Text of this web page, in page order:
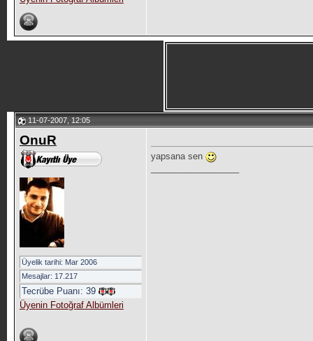
11-07-2007, 12:05
OnuR
Üyelik tarihi: Mar 2006
Mesajlar: 17.217
Tecrübe Puanı: 39
Üyenin Fotoğraf Albümleri
yapsana sen